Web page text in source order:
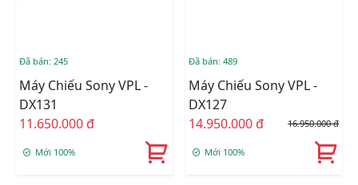
Đã bán: 245
Máy Chiếu Sony VPL -
DX131
11.650.000 đ
Mới 100%
Đã bán: 489
Máy Chiếu Sony VPL -
DX127
14.950.000 đ
16.950.000 đ
Mới 100%